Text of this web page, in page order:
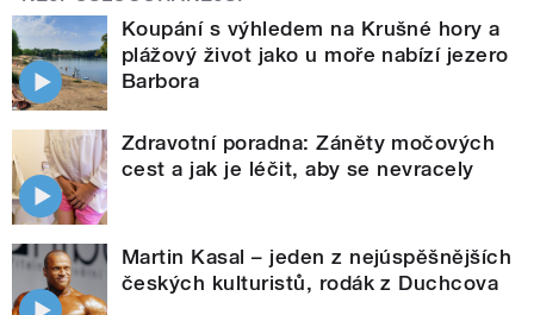
Koupání s výhledem na Krušné hory a
plážový život jako u moře nabízí jezero
Barbora
Zdravotní poradna: Záněty močových
cest a jak je léčit, aby se nevracely
Martin Kasal – jeden z nejúspěšnějších
českých kulturistů, rodák z Duchcova